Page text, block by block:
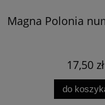
Magna Polonia
17,50 zł
do